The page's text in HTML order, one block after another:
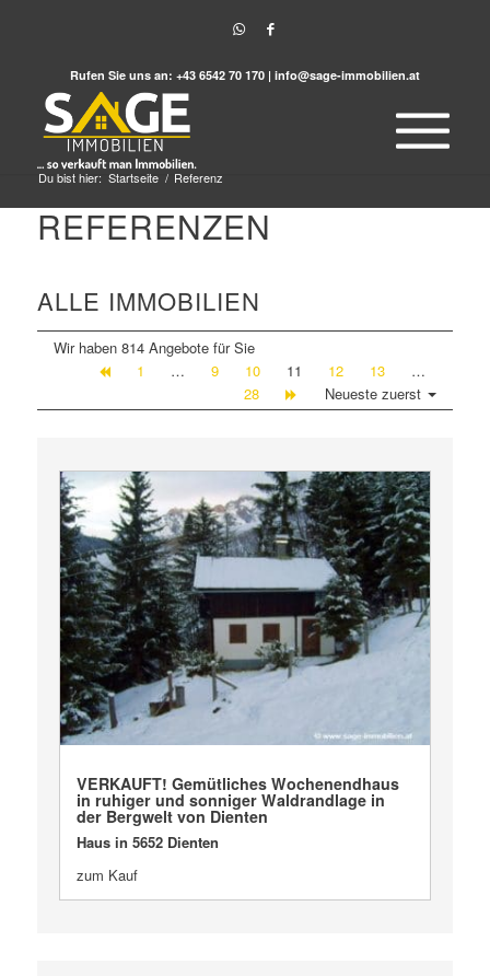
Rufen Sie uns an: +43 6542 70 170 | info@sage-immobilien.at
Du bist hier: Startseite / Referenz
REFERENZEN
ALLE IMMOBILIEN
Wir haben 814 Angebote für Sie
1
… 9 10 11 12 13
…
28
Neueste zuerst
VERKAUFT! Gemütliches Wochenendhaus
in ruhiger und sonniger Waldrandlage in
der Bergwelt von Dienten
Haus in 5652 Dienten
zum Kauf